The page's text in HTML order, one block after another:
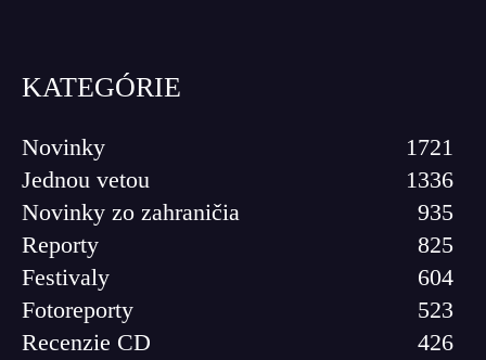
KATEGÓRIE
Novinky
1721
Jednou vetou
1336
Novinky zo zahraničia
935
Reporty
825
Festivaly
604
Fotoreporty
523
Recenzie CD
426